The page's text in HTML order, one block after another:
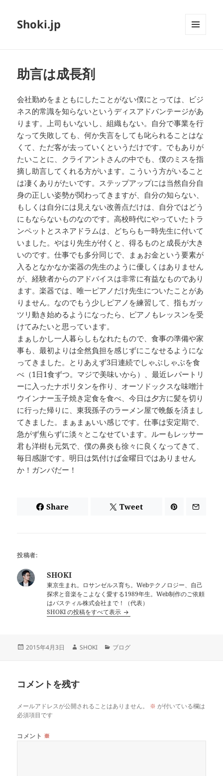
Shoki.jp
助言は成長剤
会社勤めをまともにしたことがない僕にとっては、ビジ
ネス的常識を知らないというディスアドバンテージがあ
ります。上司もいないし、組織もない。自分で事業を行
なって失敗しても、何か失言をしても叱られることはな
くて、ただ客が去っていくというだけです。でもありが
たいことに、クライアントさんの中でも、僕のミスを指
摘し助言してくれる方がいます。こういう方がいること
は凄くありがたいです。ステップアップには当然自分自
身の正しい姿勢が関わってきますが、自分の知らない、
もしくは自分には見えない改善点だけは、自分ではどう
にもならないものなのです。高校時代にやっていたトラ
ンペットとスネアドラムは、どちらも一時先生に付いて
いました。やはり先生が付くと、得るものと成長が大き
いのです。仕事でも多分同じで、まぁお金という要素が
入るとなかなか楽器の先生のように優しくはありません
が、経験者からのアドバイスは非常に有益なものであり
ます。楽器では、唯一ピアノだけ先生についたことがあ
りません。なのでもう少しピアノを練習して、指もガッ
ツリ動き始めるようになったら、ピアノもレッスンを受
けてみたいと思っています。
まぁしかし一人暮らしもなれたもので、食事の準備や家
事も、最初よりは全然負担を感じずにこなせるようにな
ってきました。とりあえず3日連続でしゃぶしゃぶを食
べ（1日1食ずつ。マジで美味いから）、最近レパートリ
ーに入ったナポリタンを作り、オーソドックスな味噌汁
ウインナー玉子焼き定食を食べ、今日は夕方に髪を切り
に行った帰りに、東我孫子のラーメン屋で晩飯を済まし
てきました。まぁまぁいい感じです。仕事は安定期で、
急がず焦らずに淡々とこなせています。ルーもレッサー
君も洋樹も元気で、僕の鼻炎も徐々に良くなってきて、
毎日感謝です。明日は気付けば金曜日ではありません
か！ガンバだー！
Share Tweet
投稿者:
SHOKI
東京生まれ。ロサンゼルス育ち。Webテクノロジー、自己
探求と音楽をこよなく愛する1989年生。Web制作のご依頼
はバスティル株式会社まで！（代表）
SHOKI の投稿をすべて表示
投
2015年4月3日
作
SHOKI
カ
ブログ
コメントを残す
メールアドレスが公開されることはありません。 ※ が付いている欄は
必須項目です
コメント ※